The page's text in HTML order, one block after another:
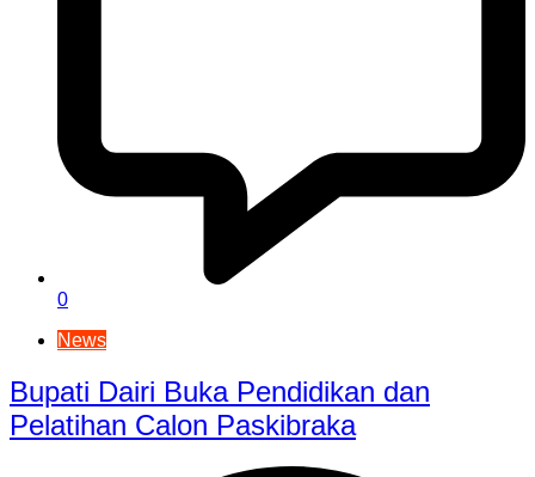
0
News
Bupati Dairi Buka Pendidikan dan
Pelatihan Calon Paskibraka